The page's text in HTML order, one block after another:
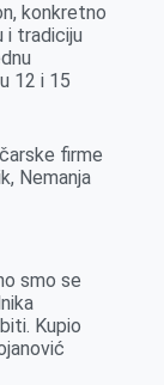
konkretno
i tradiciju
12 i 15
firme
Nemanja
smo se
Kupio